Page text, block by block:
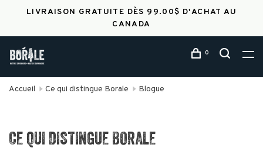
LIVRAISON GRATUITE DÈS 99.00$ D'ACHAT AU
CANADA
0
Accueil Ce qui distingue Borale Blogue
CE QUI DISTINGUE BORALE